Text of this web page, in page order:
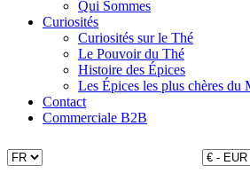
Qui Sommes
Curiosités
Curiosités sur le Thé
Le Pouvoir du Thé
Histoire des Épices
Les Épices les plus chères du
Contact
Commerciale B2B